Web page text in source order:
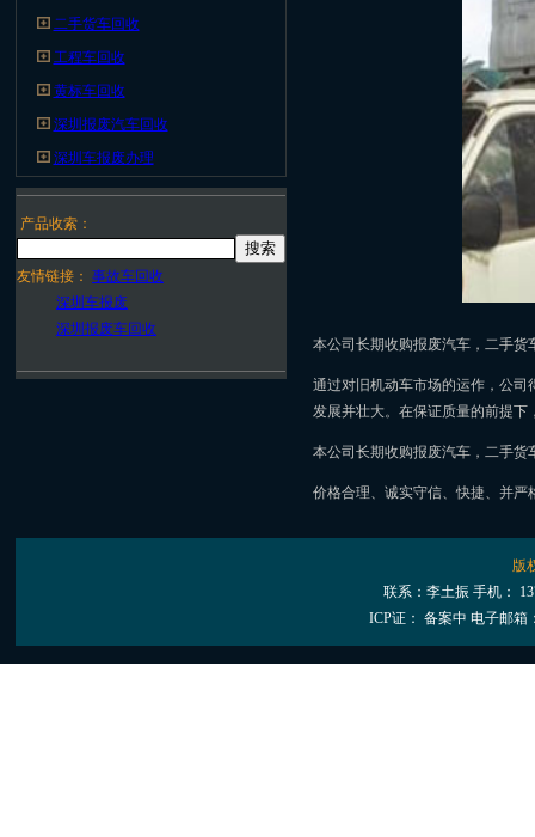
二手货车回收
工程车回收
黄标车回收
深圳报废汽车回收
深圳车报废办理
产品收索：
友情链接： 事故车回收
深圳车报废
深圳报废车回收
本公司长期收购报废汽车，二手
通过对旧机动车市场的运作，公司
发展并壮大。在保证质量的前提
本公司长期收购报废汽车，二手
价格合理、诚实守信、快捷、并
版
联系：李土振 手机：
ICP证： 备案中 电子邮箱